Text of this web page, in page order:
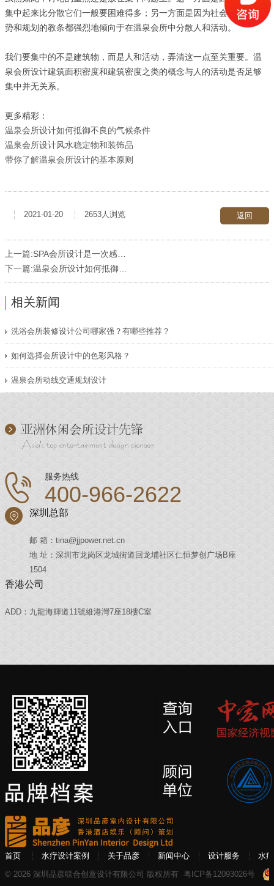
集中起来比分散它们一般要困难得多；另一方面是因为社会发展的趋
势和规划的教条都强烈地倾向于在温泉会所中分散人和活动。
我们要集中的不是建筑物，而是人和活动，弄清这一点至关重要。温
泉会所设计建筑面积密度和建筑密度之类的概念与人的活动是否足够
集中并无关系。
更多精彩：
温泉会所设计如何抵御不良的气候条件
温泉会所设计风水稳定物和装饰品
带你了解温泉会所设计的基本原则
返回
2021-01-20 2653人浏览
上一篇:SPA会所设计是一次感官的探索旅行
下一篇:温泉会所设计如何抵御不良的气候条件
相关新闻
洗浴会所装修设计公司哪家强？有哪些推荐？
如何选择会所设计中的色彩风格？
温泉会所动线交通规划设计
服务热线
400-966-2622
深圳总部
邮 箱：tina@jjpower.net.cn
地 址：深圳市龙岗区龙城街道回龙埔社区仁恒梦创广场B座
1504
香港公司
ADD：九龍海輝道11號維港灣7座18樓C室
首页 水疗设计案例 关于品彦 新闻中心 设计服务
水
© 2026 深圳品彦联合创意设计有限公司 版权所有 粤ICP备12093026号